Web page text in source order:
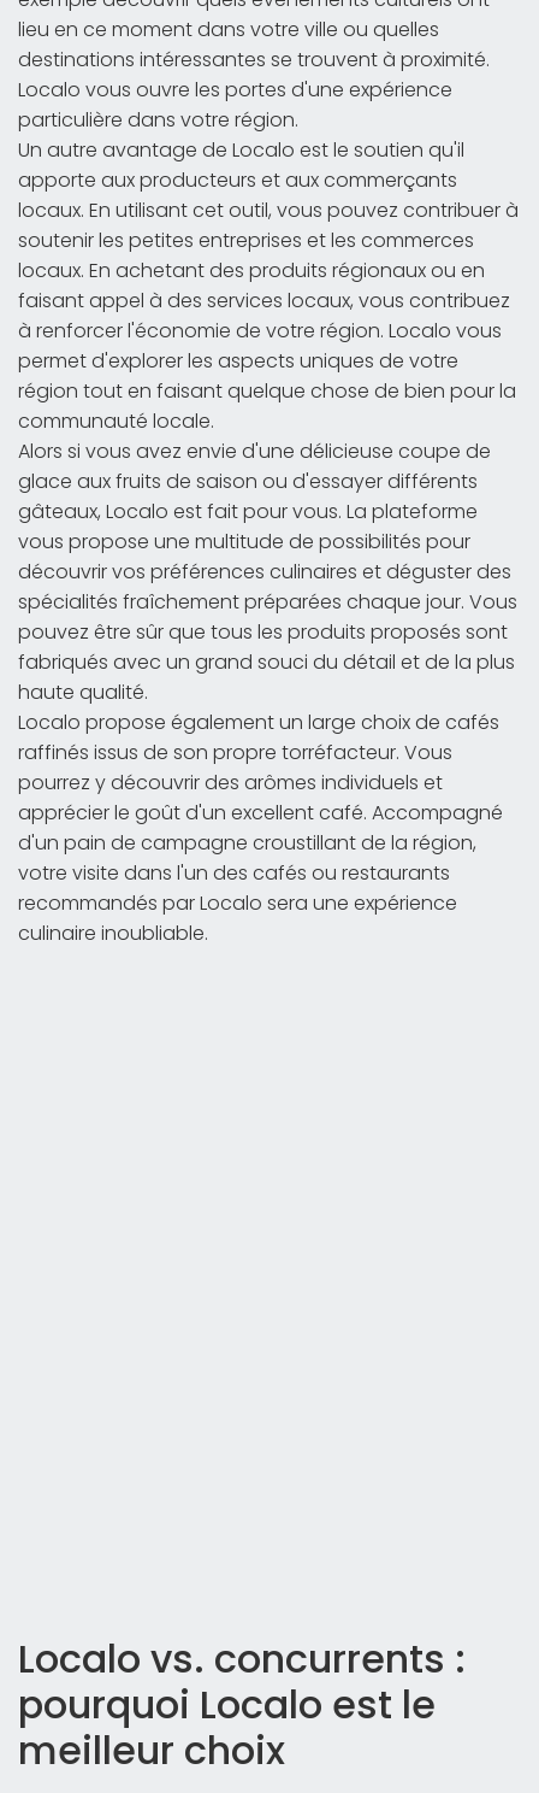
lieu en ce moment dans votre ville ou quelles
destinations intéressantes se trouvent à proximité.
Localo vous ouvre les portes d'une expérience
particulière dans votre région.
Un autre avantage de Localo est le soutien qu'il
apporte aux producteurs et aux commerçants
locaux. En utilisant cet outil, vous pouvez contribuer à
soutenir les petites entreprises et les commerces
locaux. En achetant des produits régionaux ou en
faisant appel à des services locaux, vous contribuez
à renforcer l'économie de votre région. Localo vous
permet d'explorer les aspects uniques de votre
région tout en faisant quelque chose de bien pour la
communauté locale.
Alors si vous avez envie d'une délicieuse coupe de
glace aux fruits de saison ou d'essayer différents
gâteaux, Localo est fait pour vous. La plateforme
vous propose une multitude de possibilités pour
découvrir vos préférences culinaires et déguster des
spécialités fraîchement préparées chaque jour. Vous
pouvez être sûr que tous les produits proposés sont
fabriqués avec un grand souci du détail et de la plus
haute qualité.
Localo propose également un large choix de cafés
raffinés issus de son propre torréfacteur. Vous
pourrez y découvrir des arômes individuels et
apprécier le goût d'un excellent café. Accompagné
d'un pain de campagne croustillant de la région,
votre visite dans l'un des cafés ou restaurants
recommandés par Localo sera une expérience
culinaire inoubliable.
Localo vs. concurrents :
pourquoi Localo est le
meilleur choix